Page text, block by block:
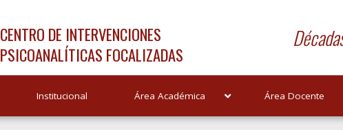
CENTRO DE INTERVENCIONES
PSICOANALÍTICAS FOCALIZADAS
Institucional Área Académica Área Docente